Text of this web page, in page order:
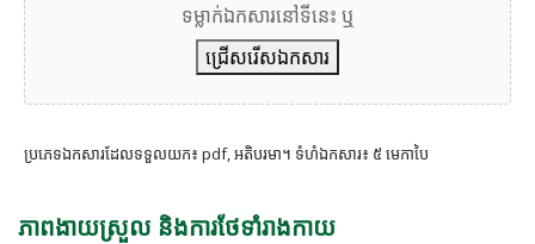
ទម្លាក់ឯកសារនៅទីនេះ ឬ
ជ្រើសរើសឯកសារ
ប្រភេទឯកសារដែលទទួលយក៖ pdf, អតិបរមា។ ទំហំឯកសារ៖ ៥ មេកាបៃ
ភាពងាយស្រួល និងការថែទាំរាងកាយ